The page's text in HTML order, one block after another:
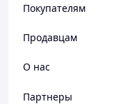
Покупателям
Продавцам
О нас
Партнеры